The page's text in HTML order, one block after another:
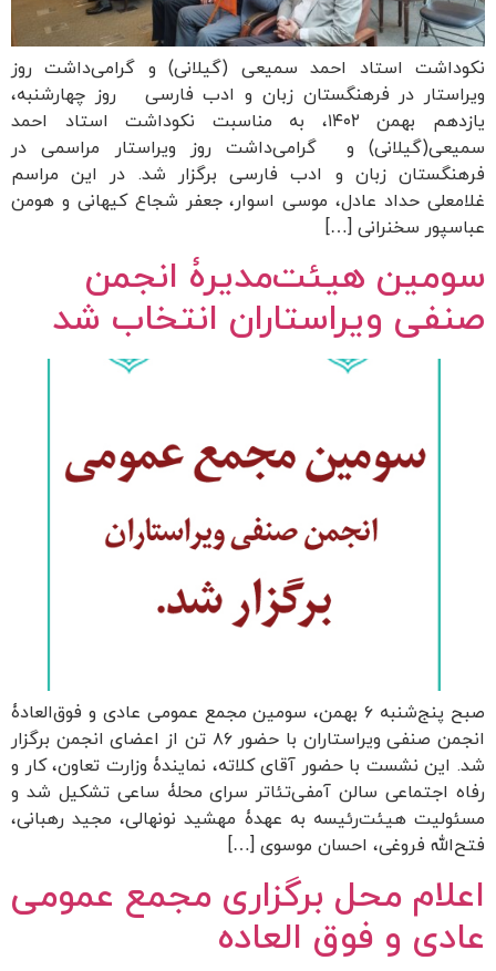
نکوداشت استاد احمد سمیعی (گیلانی) و گرامی‌داشت روز
ویراستار در فرهنگستان زبان و ادب فارسی روز چهارشنبه،
یازدهم بهمن ۱۴۰۲، به مناسبت نکوداشت استاد احمد
سمیعی(گیلانی) و گرامی‌داشت روز ویراستار مراسمی در
فرهنگستان زبان و ادب فارسی برگزار شد. در این مراسم
غلامعلی حداد عادل، موسی اسوار، جعفر شجاع کیهانی و هومن
عباسپور سخنرانی […]
سومین هیئت‌مدیرۀ انجمن
صنفی ویراستاران انتخاب شد
صبح پنج‌شنبه ۶ بهمن، سومین مجمع عمومی عادی و فوق‌العادۀ
انجمن صنفی ویراستاران با حضور ۸۶ تن از اعضای انجمن برگزار
شد. این نشست با حضور آقای کلاته، نمایندۀ وزارت تعاون، کار و
رفاه اجتماعی سالن آمفی‌تئاتر سرای محلۀ ساعی تشکیل شد و
مسئولیت هیئت‌رئیسه به عهدۀ مهشید نونهالی، مجید رهبانی،
فتح‌الله فروغی، احسان موسوی […]
اعلام محل برگزاری مجمع عمومی
عادی و فوق العاده